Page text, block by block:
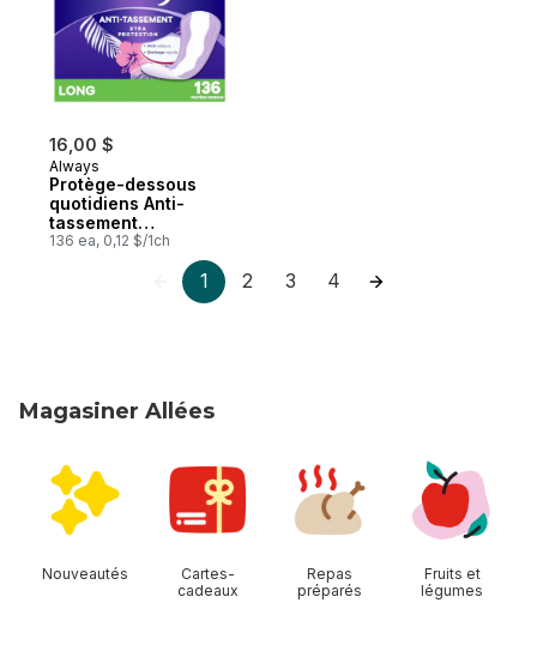
16,00 $
Always
Protège-dessous
quotidiens Anti-
tassement
Protection Xtra,
longs, non parfumés,
136 ea, 0,12 $/1ch
1 2 3 4
Magasiner Allées
Nouveautés
Cartes-
cadeaux
Repas
préparés
Fruits et
légumes